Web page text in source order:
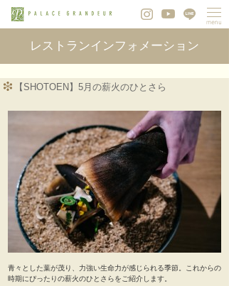
レストランインフォメーション
【SHOTOEN】5月の薪火のひとさら
青々とした葉が茂り、力強い生命力が感じられる季節。これからの
時期にぴったりの薪火のひとさらをご紹介します。